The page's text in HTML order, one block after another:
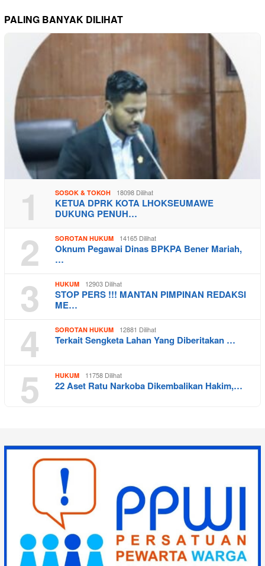
PALING BANYAK DILIHAT
1 SOSOK & TOKOH 18098 Dilihat
KETUA DPRK KOTA LHOKSEUMAWE
DUKUNG PENUH…
2 SOROTAN HUKUM 14165 Dilihat
Oknum Pegawai Dinas BPKPA Bener Mariah,
…
3 HUKUM 12903 Dilihat
STOP PERS !!! MANTAN PIMPINAN REDAKSI
ME…
4 SOROTAN HUKUM 12881 Dilihat
Terkait Sengketa Lahan Yang Diberitakan …
5 HUKUM 11758 Dilihat
22 Aset Ratu Narkoba Dikembalikan Hakim,…